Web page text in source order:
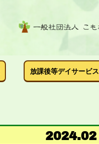
放課後等デイサービス
2024.02